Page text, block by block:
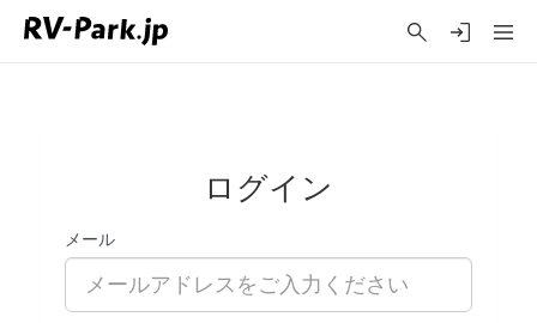
ログイン
メール